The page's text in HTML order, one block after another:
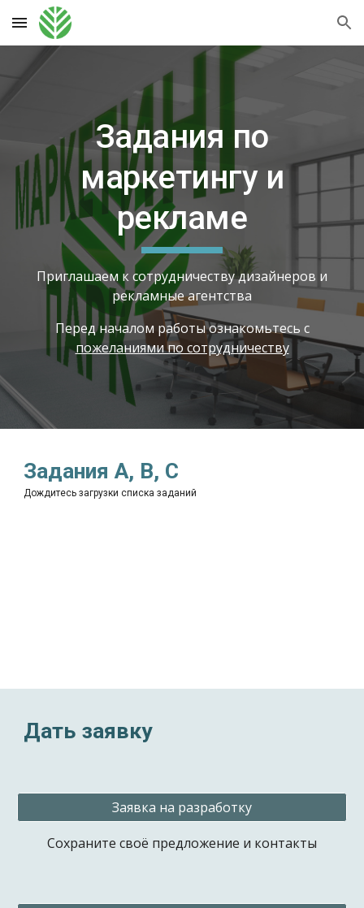
Skip to main content Skip to navigation
Задания по
маркетингу и
рекламе
Приглашаем к сотрудничеству дизайнеров и
рекламные агентства
Перед началом работы ознакомьтесь с
пожеланиями по сотрудничеству
Задания A, B, C
Дождитесь загрузки списка заданий
Дать заявку
Заявка на разработку
Сохраните своё предложение и контакты